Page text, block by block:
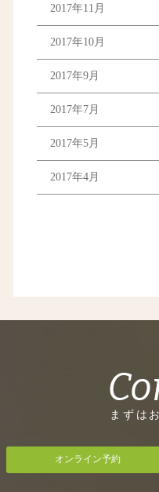
2017年11月
2017年10月
2017年9月
2017年7月
2017年5月
2017年4月
まずは
オンライン予約